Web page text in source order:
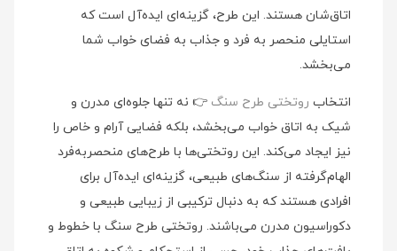
اتاق‌شان هستند. این طرح، گزینه‌ای ایده‌آل است که
استایلی منحصر به فرد و جذاب به فضای خواب شما
می‌بخشد.
انتخاب روتختی طرح سنگ 👉 نه تنها جلوه‌ای مدرن و
شیک به اتاق خواب می‌بخشد، بلکه فضایی آرام و خاص را
نیز ایجاد می‌کند. این روتختی‌ها با طرح‌های منحصربه‌فرد
الهام‌گرفته از سنگ‌های طبیعی، گزینه‌ای ایده‌آل برای
افرادی هستند که به دنبال ترکیبی از زیبایی طبیعی و
دکوراسیون مدرن می‌باشند. روتختی طرح سنگ با خطوط و